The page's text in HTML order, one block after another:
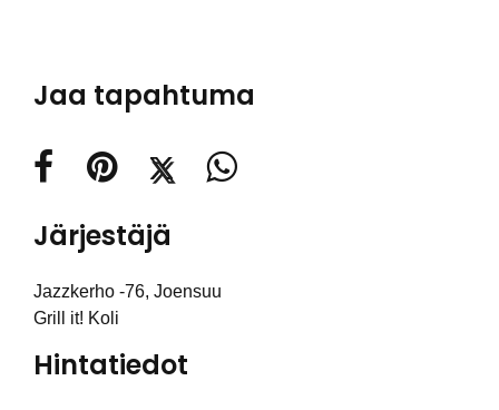
Jaa tapahtuma
Järjestäjä
Jazzkerho -76, Joensuu
Grill it! Koli
Hintatiedot